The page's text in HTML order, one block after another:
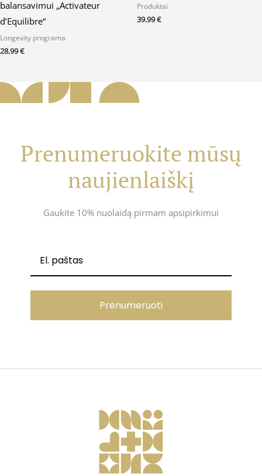
balansavimui „Activateur
d’Equilibre“
Longevity programa
28.99€
Produktai
39.99€
Prenumeruokite mūsų
naujienlaiškį
Gaukite 10% nuolaidą pirmam apsipirkimui
Prenumeruoti